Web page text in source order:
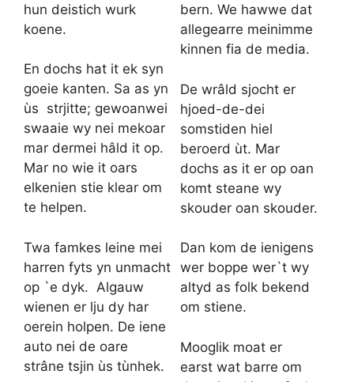
hun deistich wurk
koene.
En dochs hat it ek syn
goeie kanten. Sa as yn
ùs strjitte; gewoanwei
swaaie wy nei mekoar
mar dermei hâld it op.
Mar no wie it oars
elkenien stie klear om
te helpen.
Twa famkes leine mei
harren fyts yn unmacht
op `e dyk. Algauw
wienen er lju dy har
oerein holpen. De iene
auto nei de oare
strâne tsjin ùs tùnhek.
bern. We hawwe dat
allegearre meinimme
kinnen fia de media.
De wrâld sjocht er
hjoed-de-dei
somstiden hiel
beroerd ùt. Mar
dochs as it er op oan
komt steane wy
skouder oan skouder.
Dan kom de ienigens
wer boppe wer`t wy
altyd as folk bekend
om stiene.
Mooglik moat er
earst wat barre om